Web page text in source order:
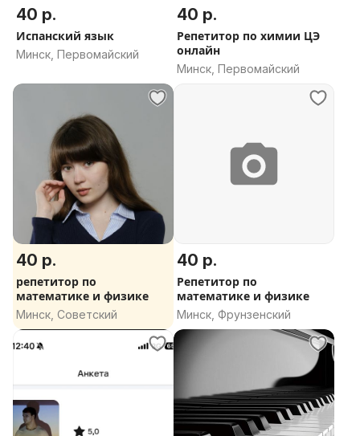
40 р.
Испанский язык
Минск, Первомайский
40 р.
Репетитор по химии ЦЭ
онлайн
Минск, Первомайский
40 р.
репетитор по
математике и физике
Минск, Советский
40 р.
Репетитор по
математике и физике
Минск, Фрунзенский